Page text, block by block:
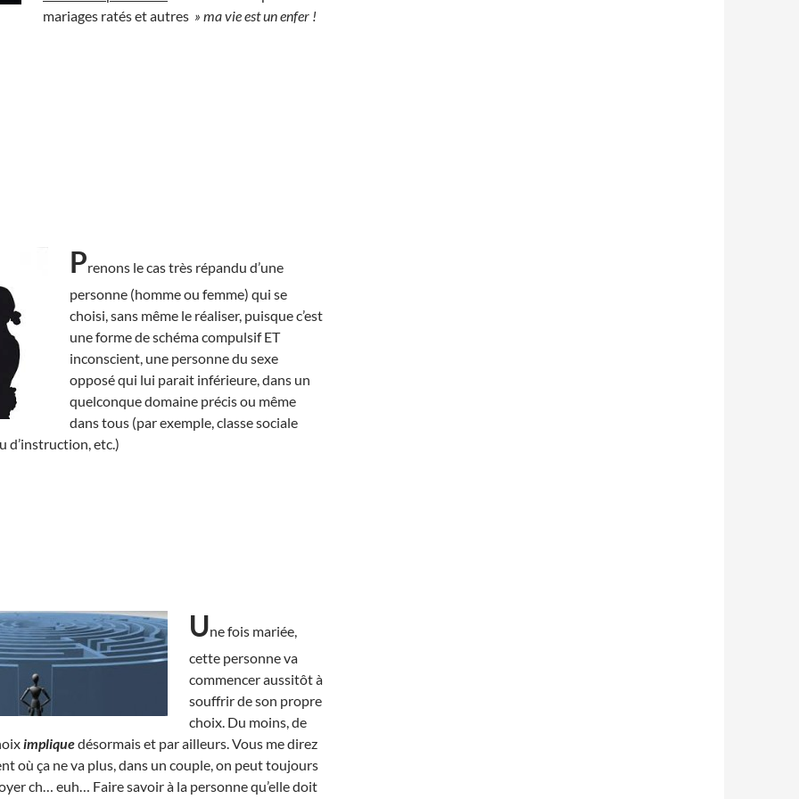
mariages ratés et autres » ma vie est un enfer !
Prenons le cas très répandu d’une
personne (homme ou femme) qui se
choisi, sans même le réaliser, puisque c’est
une forme de schéma compulsif ET
inconscient, une personne du sexe
opposé qui lui parait inférieure, dans un
quelconque domaine précis ou même
dans tous (par exemple, classe sociale
d’instruction, etc.)
Une fois mariée,
cette personne va
commencer aussitôt à
souffrir de son propre
choix. Du moins, de
impliquedésormais et par ailleurs. Vous me direz
où ça ne va plus, dans un couple, on peut toujours
ch… euh… Faire savoir à la personne qu’elle doit